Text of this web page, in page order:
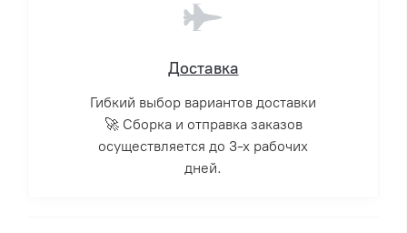
Доставка
Гибкий выбор вариантов доставки
🚀 Сборка и отправка заказов
осуществляется до 3-х рабочих
дней.